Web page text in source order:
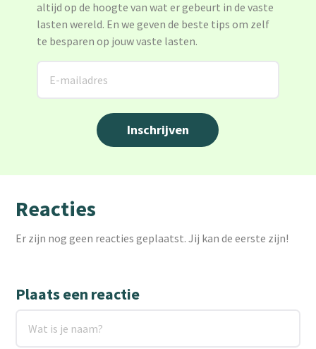
altijd op de hoogte van wat er gebeurt in de vaste
lasten wereld. En we geven de beste tips om zelf
te besparen op jouw vaste lasten.
Reacties
Er zijn nog geen reacties geplaatst. Jij kan de eerste zijn!
Plaats een reactie